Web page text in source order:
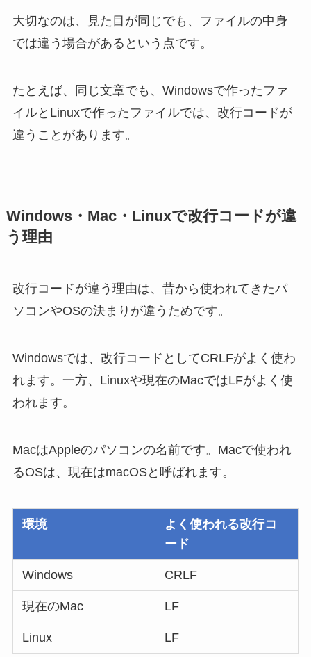
大切なのは、見た目が同じでも、ファイルの中身
では違う場合があるという点です。
たとえば、同じ文章でも、Windowsで作ったファ
イルとLinuxで作ったファイルでは、改行コードが
違うことがあります。
Windows・Mac・Linuxで改行コードが違
う理由
改行コードが違う理由は、昔から使われてきたパ
ソコンやOSの決まりが違うためです。
Windowsでは、改行コードとしてCRLFがよく使わ
れます。一方、Linuxや現在のMacではLFがよく使
われます。
MacはAppleのパソコンの名前です。Macで使われ
るOSは、現在はmacOSと呼ばれます。
環境
よく使われる改行コ
ード
Windows CRLF
現在のMac LF
Linux LF